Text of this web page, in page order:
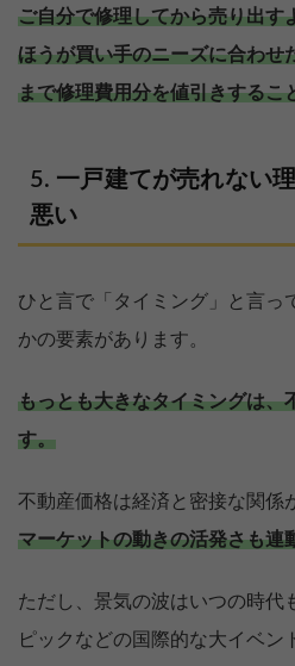
ご自分で修理してから売り出す
ほうが買い手のニーズに合わせ
まで修理費用分を値引きするこ
一戸建てが売れない
悪い
ひと言で「タイミング」と言っ
かの要素があります。
もっとも大きなタイミングは、
す。
不動産価格は経済と密接な関係
マーケットの動きの活発さも連
ただし、景気の波はいつの時代
ピックなどの国際的な大イベン